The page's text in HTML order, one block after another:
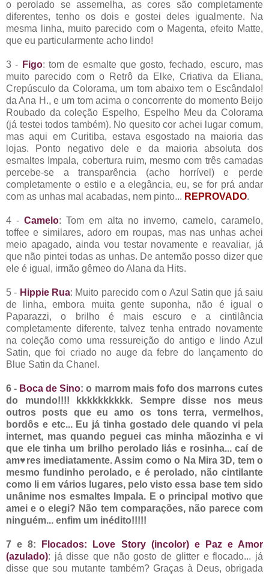
o perolado se assemelha, as cores são completamente
diferentes, tenho os dois e gostei deles igualmente. Na
mesma linha, muito parecido com o Magenta, efeito Matte,
que eu particularmente acho lindo!
3 - Figo: tom de esmalte que gosto, fechado, escuro, mas
muito parecido com o Retrô da Elke, Criativa da Eliana,
Crepúsculo da Colorama, um tom abaixo tem o Escândalo!
da Ana H., e um tom acima o concorrente do momento Beijo
Roubado da coleção Espelho, Espelho Meu da Colorama
(já testei todos também). No quesito cor achei lugar comum,
mas aqui em Curitiba, estava esgostado na maioria das
lojas. Ponto negativo dele e da maioria absoluta dos
esmaltes Impala, cobertura ruim, mesmo com três camadas
percebe-se a transparência (acho horrível) e perde
completamente o estilo e a elegância, eu, se for prá andar
com as unhas mal acabadas, nem pinto... REPROVADO.
4 -Camelo: Tom em alta no inverno, camelo, caramelo,
toffee e similares, adoro em roupas, mas nas unhas achei
meio apagado, ainda vou testar novamente e reavaliar, já
que não pintei todas as unhas. De antemão posso dizer que
ele é igual, irmão gêmeo do Alana da Hits.
5 - Hippie Rua: Muito parecido com o Azul Satin que já saiu
de linha, embora muita gente suponha, não é igual o
Paparazzi, o brilho é mais escuro e a cintilância
completamente diferente, talvez tenha entrado novamente
na coleção como uma ressureição do antigo e lindo Azul
Satin, que foi criado no auge da febre do lançamento do
Blue Satin da Chanel.
6 - Boca de Sino: o marrom mais fofo dos marrons cutes
do mundo!!!! kkkkkkkkkk. Sempre disse nos meus
outros posts que eu amo os tons terra, vermelhos,
bordôs e etc... Eu já tinha gostado dele quando vi pela
internet, mas quando peguei cas minha mãozinha e vi
que ele tinha um brilho perolado liás e rosinha... caí de
am♥res imediatamente. Assim como o Na Mira 3D, tem o
mesmo fundinho perolado, e é perolado, não cintilante
como li em vários lugares, pelo visto essa base tem sido
unânime nos esmaltes Impala. E o principal motivo que
amei e o elegi? Não tem comparações, não parece com
ninguém... enfim um inédito!!!!!
7 e 8:
Flocados: Love Story (incolor) e Paz e Amor
(azulado): já disse que não gosto de glitter e flocado... já
disse que sou mutante também? Graças à Deus, obrigada